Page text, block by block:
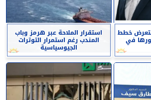
خطط
في
استقرار الملاحة عبر هرمز وباب
المندب رغم استمرار التوترات
الجيوسياسية